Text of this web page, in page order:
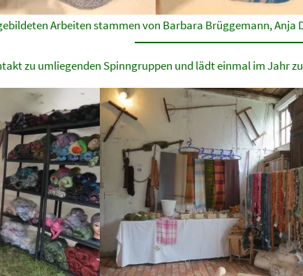
Arbeiten stammen von Barbara Brüggemann, Anja
zu umliegenden Spinngruppen und lädt einmal im Jahr